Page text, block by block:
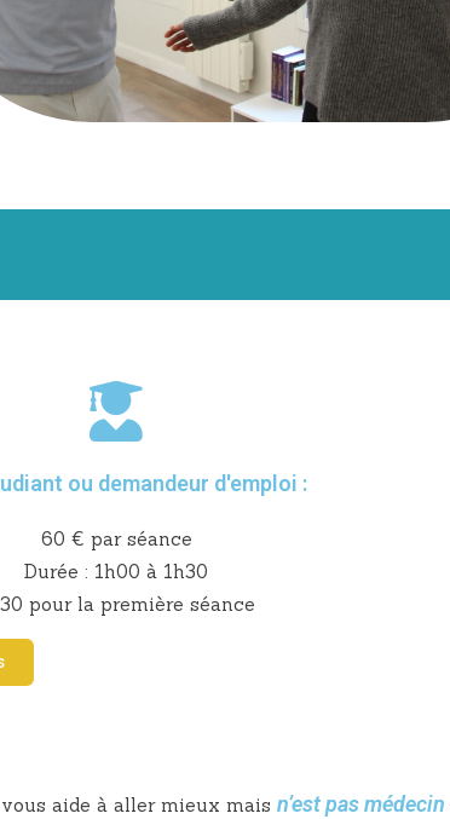
ou demandeur d'emploi :
60 € par séance
Durée : 1h00 à 1h30
pour la première séance
aide à aller mieux mais n’est pas médecin